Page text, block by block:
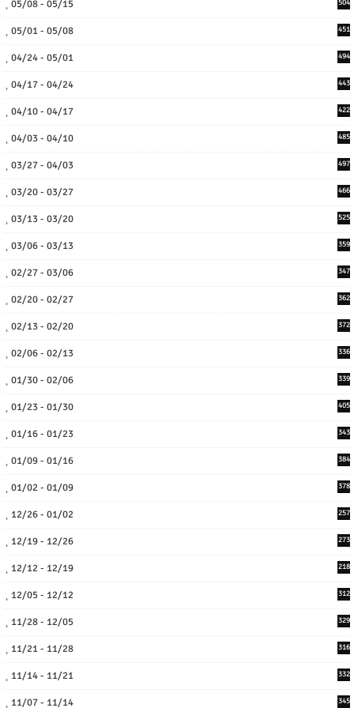
05/08 - 05/15 504
05/01 - 05/08 451
04/24 - 05/01 494
04/17 - 04/24 443
04/10 - 04/17 422
04/03 - 04/10 485
03/27 - 04/03 497
03/20 - 03/27 466
03/13 - 03/20 525
03/06 - 03/13 359
02/27 - 03/06 347
02/20 - 02/27 362
02/13 - 02/20 372
02/06 - 02/13 336
01/30 - 02/06 339
01/23 - 01/30 405
01/16 - 01/23 343
01/09 - 01/16 384
01/02 - 01/09 378
12/26 - 01/02 257
12/19 - 12/26 273
12/12 - 12/19 218
12/05 - 12/12 312
11/28 - 12/05 329
11/21 - 11/28 316
11/14 - 11/21 332
11/07 - 11/14 345